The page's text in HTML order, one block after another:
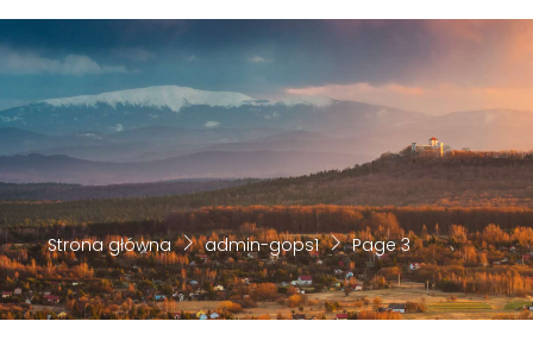
Strona główna admin-gops1 Page 3